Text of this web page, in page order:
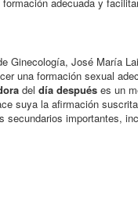
Ginecología, José María
una formación sexual
del día después es un
suya la afirmación
secundarios importantes,